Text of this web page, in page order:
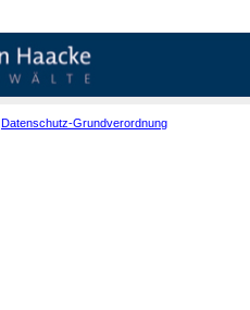
Datenschutz-Grundverordnung